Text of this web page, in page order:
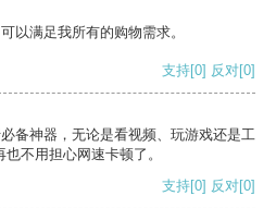
以满足我所有的购物需求。
支持[0] 反对[0]
备神器，无论是看视频、玩游戏还是工
不用担心网速卡顿了。
支持[0] 反对[0]